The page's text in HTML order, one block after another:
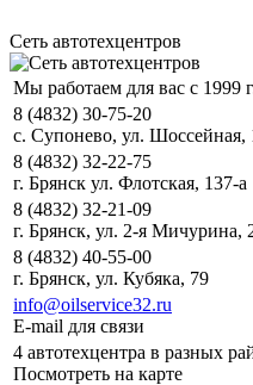
Сеть автотехцентров
Мы работаем для вас с 1999
8 (4832) 30-75-20
с. Супонево, ул. Шоссейная,
8 (4832) 32-22-75
г. Брянск ул. Флотская, 137-а
8 (4832) 32-21-09
г. Брянск, ул. 2-я Мичурина,
8 (4832) 40-55-00
г. Брянск, ул. Кубяка, 79
info@oilservice32.ru
E-mail для связи
4 автотехцентра в разных
Посмотреть на карте